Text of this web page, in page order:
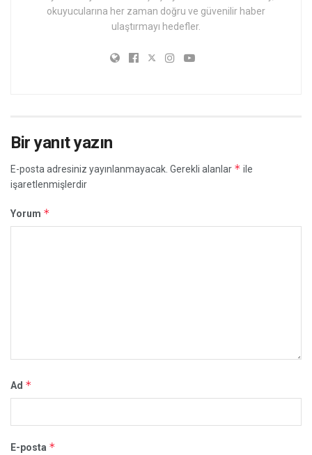
okuyucularına her zaman doğru ve güvenilir haber
ulaştırmayı hedefler.
Bir yanıt yazın
E-posta adresiniz yayınlanmayacak. Gerekli alanlar * ile
işaretlenmişlerdir
Yorum *
Ad *
E-posta *